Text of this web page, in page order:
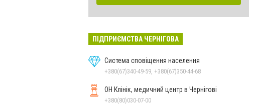
ПІДПРИЄМСТВА ЧЕРНІГОВА
Система сповіщення населення
+380(67)340-49-59, +380(67)350-44-68
ОН Клінік, медичний центр в Чернігові
+380(80)030-07-00